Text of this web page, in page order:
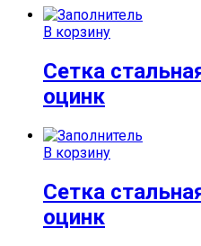
В корзину
Сетка
оцинк
В корзину
Сетка
оцинк